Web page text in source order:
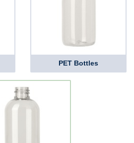
PET Bottles